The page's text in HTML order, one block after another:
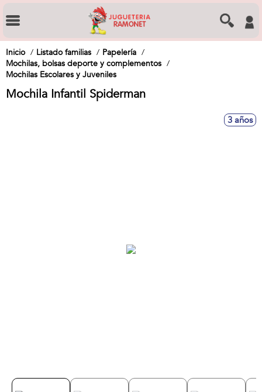
Inicio Listado familias
Papelería
Mochilas, bolsas deporte y complementos
Mochilas Escolares y Juveniles
Mochila Infantil Spiderman
3 años